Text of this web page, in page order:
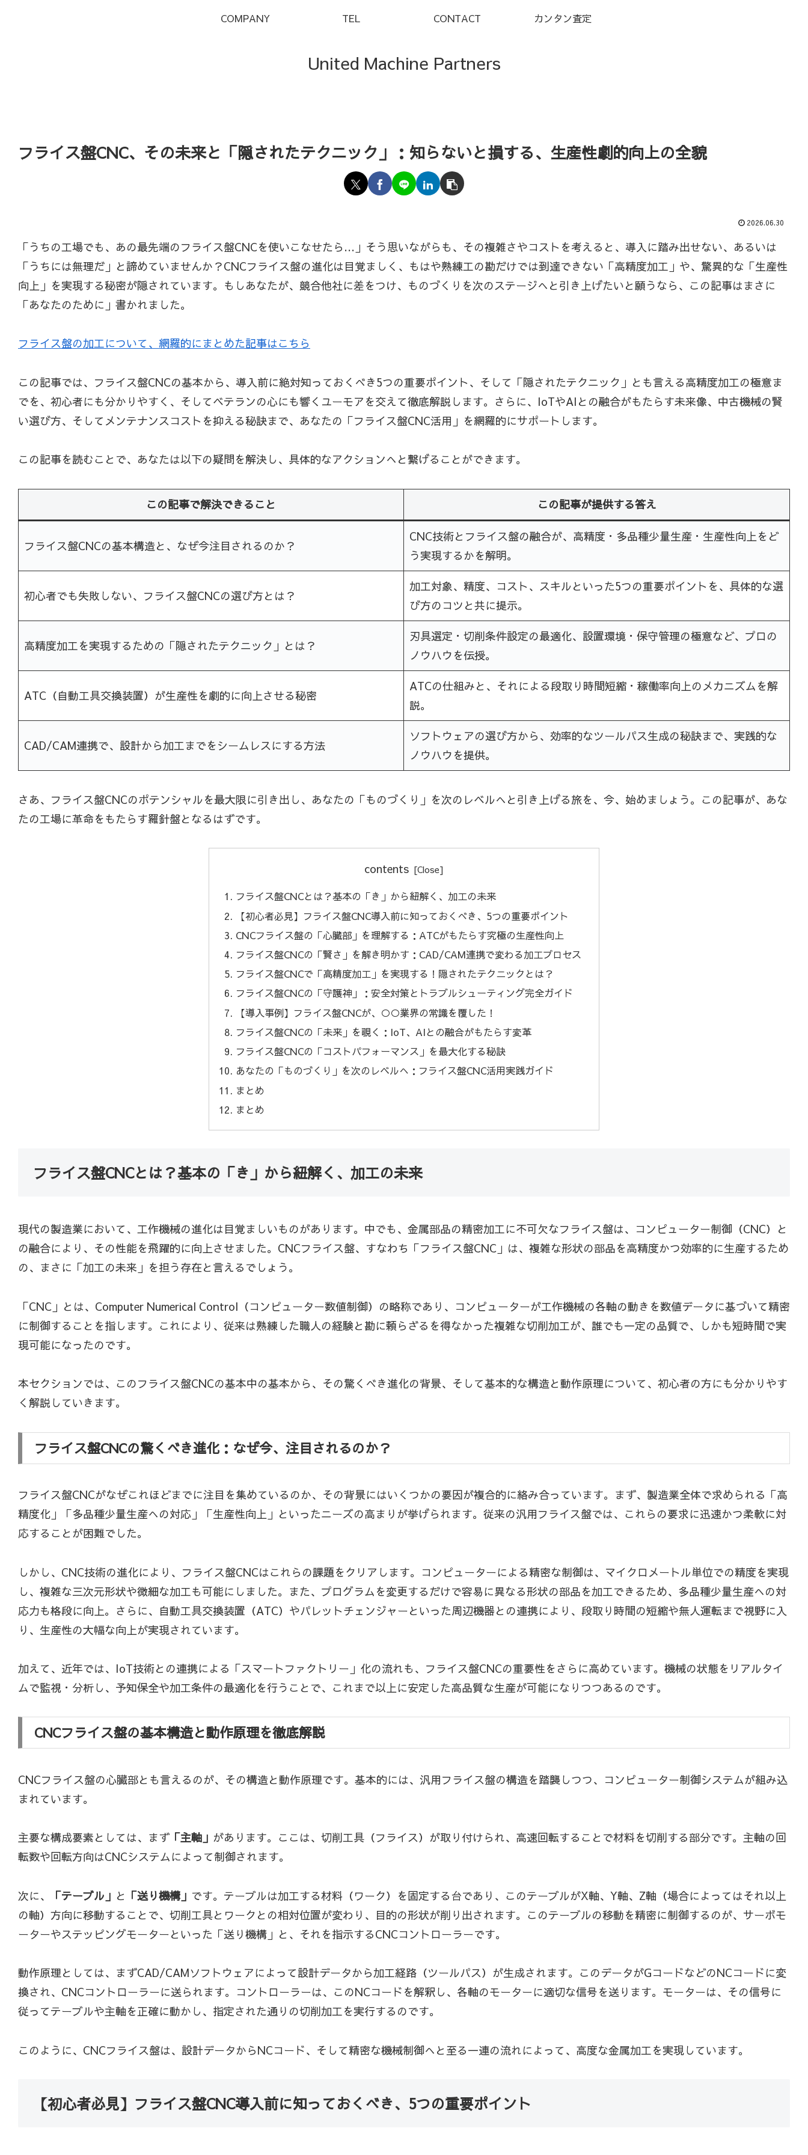
United Machine Partners
COMPANY TEL CONTACT カンタン査定
フライス盤CNC、その未来と「隠されたテクニック」：知らないと損する、生産性劇的向上の全貌
2026.06.30
「うちの工場でも、あの最先端のフライス盤CNCを使いこなせたら…」そう思いながらも、その複雑さやコストを考えると、導入に踏み出せない、あるいは
「うちには無理だ」と諦めていませんか？CNCフライス盤の進化は目覚ましく、もはや熟練工の勘だけでは到達できない「高精度加工」や、驚異的な「生産性
向上」を実現する秘密が隠されています。もしあなたが、競合他社に差をつけ、ものづくりを次のステージへと引き上げたいと願うなら、この記事はまさに
「あなたのために」書かれました。
フライス盤の加工について、網羅的にまとめた記事はこちら
この記事では、フライス盤CNCの基本から、導入前に絶対知っておくべき5つの重要ポイント、そして「隠されたテクニック」とも言える高精度加工の極意ま
でを、初心者にも分かりやすく、そしてベテランの心にも響くユーモアを交えて徹底解説します。さらに、IoTやAIとの融合がもたらす未来像、中古機械の賢
い選び方、そしてメンテナンスコストを抑える秘訣まで、あなたの「フライス盤CNC活用」を網羅的にサポートします。
この記事を読むことで、あなたは以下の疑問を解決し、具体的なアクションへと繋げることができます。
この記事で解決できること この記事が提供する答え
フライス盤CNCの基本構造と、なぜ今注目されるのか？
CNC技術とフライス盤の融合が、高精度・多品種少量生産・生産性向上をど
う実現するかを解明。
初心者でも失敗しない、フライス盤CNCの選び方とは？
加工対象、精度、コスト、スキルといった5つの重要ポイントを、具体的な選
び方のコツと共に提示。
高精度加工を実現するための「隠されたテクニック」とは？
刃具選定・切削条件設定の最適化、設置環境・保守管理の極意など、プロの
ノウハウを伝授。
ATC（自動工具交換装置）が生産性を劇的に向上させる秘密
ATCの仕組みと、それによる段取り時間短縮・稼働率向上のメカニズムを解
説。
CAD/CAM連携で、設計から加工までをシームレスにする方法
ソフトウェアの選び方から、効率的なツールパス生成の秘訣まで、実践的な
ノウハウを提供。
さあ、フライス盤CNCのポテンシャルを最大限に引き出し、あなたの「ものづくり」を次のレベルへと引き上げる旅を、今、始めましょう。この記事が、あな
たの工場に革命をもたらす羅針盤となるはずです。
contents
フライス盤CNCとは？基本の「き」から紐解く、加工の未来
【初心者必見】フライス盤CNC導入前に知っておくべき、5つの重要ポイント
CNCフライス盤の「心臓部」を理解する：ATCがもたらす究極の生産性向上
フライス盤CNCの「賢さ」を解き明かす：CAD/CAM連携で変わる加工プロセス
フライス盤CNCで「高精度加工」を実現する！隠されたテクニックとは？
フライス盤CNCの「守護神」：安全対策とトラブルシューティング完全ガイド
【導入事例】フライス盤CNCが、○○業界の常識を覆した！
フライス盤CNCの「未来」を覗く：IoT、AIとの融合がもたらす変革
フライス盤CNCの「コストパフォーマンス」を最大化する秘訣
あなたの「ものづくり」を次のレベルへ：フライス盤CNC活用実践ガイド
まとめ
まとめ
フライス盤CNCとは？基本の「き」から紐解く、加工の未来
現代の製造業において、工作機械の進化は目覚ましいものがあります。中でも、金属部品の精密加工に不可欠なフライス盤は、コンピューター制御（CNC）と
の融合により、その性能を飛躍的に向上させました。CNCフライス盤、すなわち「フライス盤CNC」は、複雑な形状の部品を高精度かつ効率的に生産するため
の、まさに「加工の未来」を担う存在と言えるでしょう。
「CNC」とは、Computer Numerical Control（コンピューター数値制御）の略称であり、コンピューターが工作機械の各軸の動きを数値データに基づいて精密
に制御することを指します。これにより、従来は熟練した職人の経験と勘に頼らざるを得なかった複雑な切削加工が、誰でも一定の品質で、しかも短時間で実
現可能になったのです。
本セクションでは、このフライス盤CNCの基本中の基本から、その驚くべき進化の背景、そして基本的な構造と動作原理について、初心者の方にも分かりやす
く解説していきます。
フライス盤CNCの驚くべき進化：なぜ今、注目されるのか？
フライス盤CNCがなぜこれほどまでに注目を集めているのか、その背景にはいくつかの要因が複合的に絡み合っています。まず、製造業全体で求められる「高
精度化」「多品種少量生産への対応」「生産性向上」といったニーズの高まりが挙げられます。従来の汎用フライス盤では、これらの要求に迅速かつ柔軟に対
応することが困難でした。
しかし、CNC技術の進化により、フライス盤CNCはこれらの課題をクリアします。コンピューターによる精密な制御は、マイクロメートル単位での精度を実現
し、複雑な三次元形状や微細な加工も可能にしました。また、プログラムを変更するだけで容易に異なる形状の部品を加工できるため、多品種少量生産への対
応力も格段に向上。さらに、自動工具交換装置（ATC）やパレットチェンジャーといった周辺機器との連携により、段取り時間の短縮や無人運転まで視野に入
り、生産性の大幅な向上が実現されています。
加えて、近年では、IoT技術との連携による「スマートファクトリー」化の流れも、フライス盤CNCの重要性をさらに高めています。機械の状態をリアルタイ
ムで監視・分析し、予知保全や加工条件の最適化を行うことで、これまで以上に安定した高品質な生産が可能になりつつあるのです。
CNCフライス盤の基本構造と動作原理を徹底解説
CNCフライス盤の心臓部とも言えるのが、その構造と動作原理です。基本的には、汎用フライス盤の構造を踏襲しつつ、コンピューター制御システムが組み込
まれています。
主要な構成要素としては、まず 「主軸」 があります。ここは、切削工具（フライス）が取り付けられ、高速回転することで材料を切削する部分です。主軸の回
転数や回転方向はCNCシステムによって制御されます。
次に、 「テーブル」 と 「送り機構」 です。テーブルは加工する材料（ワーク）を固定する台であり、このテーブルがX軸、Y軸、Z軸（場合によってはそれ以上
の軸）方向に移動することで、切削工具とワークとの相対位置が変わり、目的の形状が削り出されます。このテーブルの移動を精密に制御するのが、サーボモ
ーターやステッピングモーターといった「送り機構」と、それを指示するCNCコントローラーです。
動作原理としては、まずCAD/CAMソフトウェアによって設計データから加工経路（ツールパス）が生成されます。このデータがGコードなどのNCコードに変
換され、CNCコントローラーに送られます。コントローラーは、このNCコードを解釈し、各軸のモーターに適切な信号を送ります。モーターは、その信号に
従ってテーブルや主軸を正確に動かし、指定された通りの切削加工を実行するのです。
このように、CNCフライス盤は、設計データからNCコード、そして精密な機械制御へと至る一連の流れによって、高度な金属加工を実現しています。
【初心者必見】フライス盤CNC導入前に知っておくべき、5つの重要ポイント